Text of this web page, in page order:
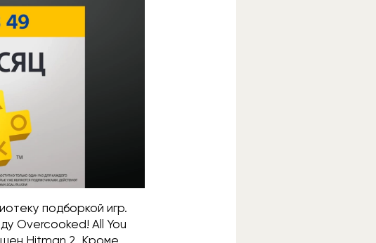
подборкой игр.
Overcooked! All You
Hitman 2. Кроме